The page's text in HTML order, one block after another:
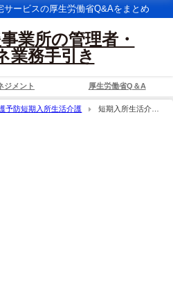
ービスの厚生労働省Q&Aをまとめ
業所の管理者・
業務手引き
ジメント 厚生労働省Q＆A
予防短期入所生活介護
短期入所生活介護